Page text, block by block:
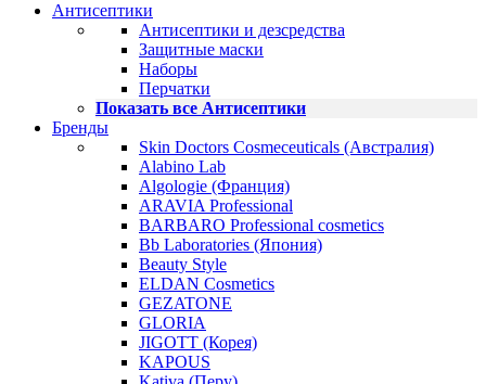
Антисептики
Антисептики и дезсредства
Защитные маски
Наборы
Перчатки
Показать все Антисептики
Бренды
Skin Doctors Cosmeceuticals (Австралия)
Alabino Lab
Algologie (Франция)
ARAVIA Professional
BARBARO Professional cosmetics
Bb Laboratories (Япония)
Beauty Style
ELDAN Cosmetics
GEZATONE
GLORIA
JIGOTT (Корея)
KAPOUS